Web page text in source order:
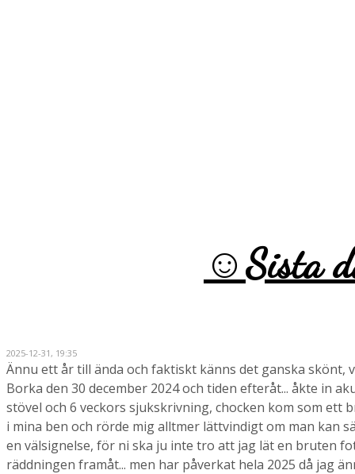
☺️Sista
2025-12-31, 19:35
Ännu ett år till ända och faktiskt känns det ganska skönt,
Borka den 30 december 2024 och tiden efteråt... åkte in
stövel och 6 veckors sjukskrivning, chocken kom som
i mina ben och rörde mig alltmer lättvindigt om man kan
en välsignelse, för ni ska ju inte tro att jag lät en bruten
räddningen framåt... men har påverkat hela 2025 då jag